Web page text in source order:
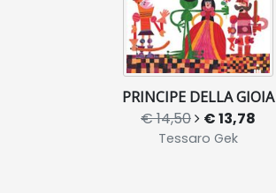
PRINCIPE DELLA GIOIA
€ 14,50 € 13,78
Tessaro Gek